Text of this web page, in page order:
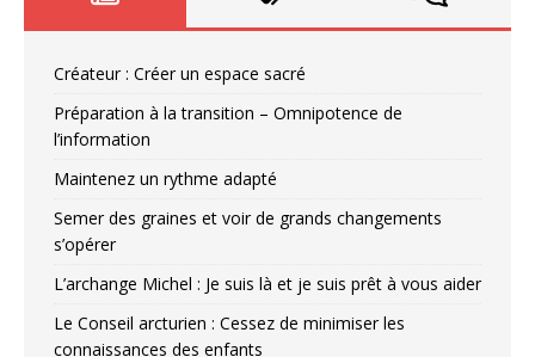
Créateur : Créer un espace sacré
Préparation à la transition – Omnipotence de
l’information
Maintenez un rythme adapté
Semer des graines et voir de grands changements
s’opérer
L’archange Michel : Je suis là et je suis prêt à vous aider
Le Conseil arcturien : Cessez de minimiser les
connaissances des enfants